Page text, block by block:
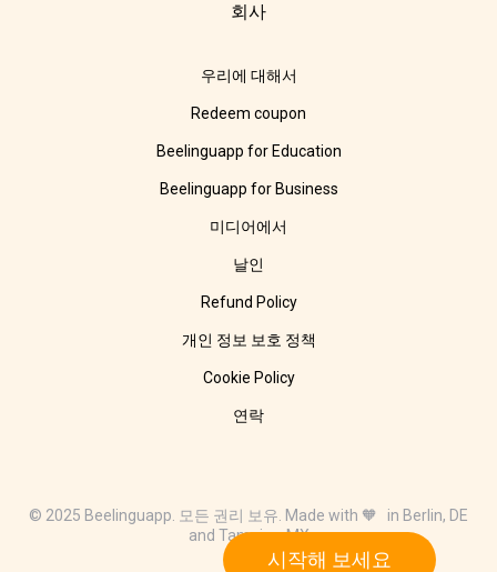
시작해 보세요
회사
우리에 대해서
Redeem coupon
Beelinguapp for Education
Beelinguapp for Business
미디어에서
날인
Refund Policy
개인 정보 보호 정책
Cookie Policy
연락
© 2025 Beelinguapp. 모든 권리 보유. Made with 🧡 in Berlin, DE
and Tampico, MX